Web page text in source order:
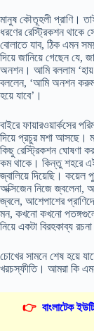
মানুষ কৌতূহলী প্রাণি।
ধরণের রেস্ট্রিকশন থাকে
বোলাতে যাব, ঠিক এমন
দিয়ে জানিয়ে গেছেন যে,
অনশন। আমি বললাম ‘হায়
বললেন, ‘আমি অনশন করুম
হয়ে যাবে’।
বাইরে ফায়ারওয়ার্কসের
দিয়ে প্রচুর মশা আসছে।
কিছু রেস্ট্রিকশন ঘোষণা
কম থাকে। কিন্তু শহরে
জ্বালিয়ে দিয়েছি। কয়েল
অক্সিজেন নিজে জ্বলেনা,
জ্বলে, আশেপাশের
মন, কখনো কখনো
নিয়ে একটা বিরহকাব্য
চোখের সামনে শেষ হয়ে
খরচস্ফীতি। আমরা কি এমন
👉 বাংলাটেক